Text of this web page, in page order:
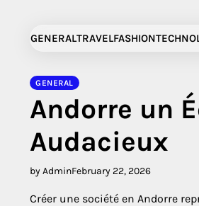
contentGENERALTRAVELFASHION
GENERAL
Andorre un
Audacieux
by AdminFebruary 22, 2026
Créer une société en Andorre